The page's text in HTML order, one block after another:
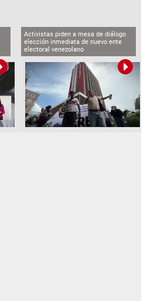
Activistas piden a mesa de diálogo
elección inmediata de nuevo ente
electoral venezolano